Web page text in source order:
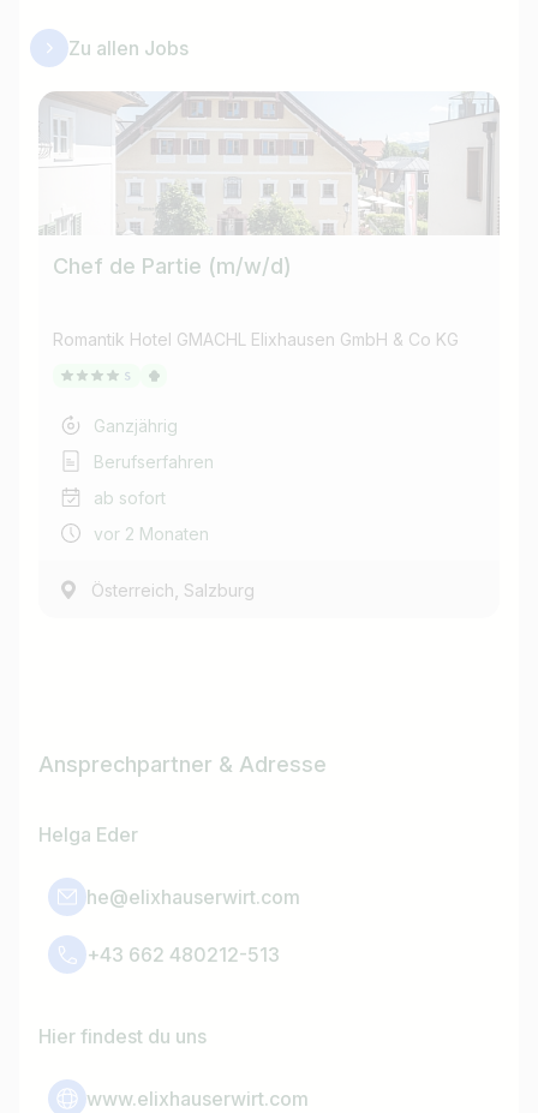
Zu allen Jobs
Chef de Partie (m/w/d)
Romantik Hotel GMACHL Elixhausen GmbH & Co KG
Ganzjährig
Berufserfahren
ab sofort
vor 2 Monaten
Österreich, Salzburg
Ansprechpartner & Adresse
Helga Eder
he@elixhauserwirt.com
+43 662 480212-513
Hier findest du uns
www.elixhauserwirt.com